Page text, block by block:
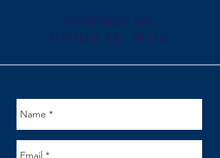
CONTACT ME
ПИШИТЕ МНЕ